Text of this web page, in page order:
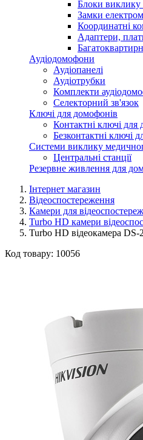
Блоки виклику
Замки
Координатні
Адаптери,
Аудіодомофони
Аудіопанелі
Аудіотрубки
Комплекти
Селекторний зв'язок
Ключі для домофонів
Контактні ключі для
Безконтактні ключі
Системи виклику
Центральні станції
Резервне живлення для
Інтернет магазин
Відеоспостереження
Камери для
Turbo HD камери
Turbo HD відеокамера DS-
Код товару: 10056